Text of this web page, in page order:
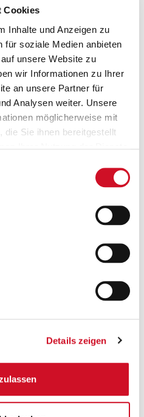
Cookies
Inhalte und Anzeigen zu
für soziale Medien anbieten
unsere Website zu
wir Informationen zu Ihrer
an unsere Partner für
Analysen weiter. Unsere
möglicherweise mit
die Sie ihnen bereitgestellt
Details zeigen